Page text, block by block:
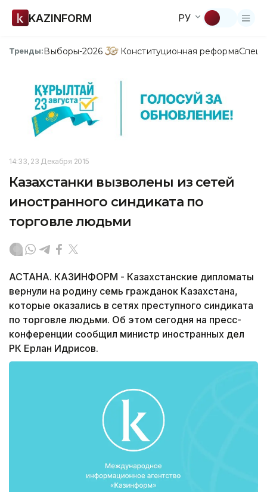
KAZINFORM РУ
Тренды:Выборы-2026 Конституционная реформа
14:33, 23 Декабря 2015
Казахстанки вызволены из сетей
иностранного синдиката по
торговле людьми
АСТАНА. КАЗИНФОРМ - Казахстанские дипломаты
вернули на родину семь гражданок Казахстана,
которые оказались в сетях преступного синдиката
по торговле людьми. Об этом сегодня на пресс-
конференции сообщил министр иностранных дел
РК Ерлан Идрисов.